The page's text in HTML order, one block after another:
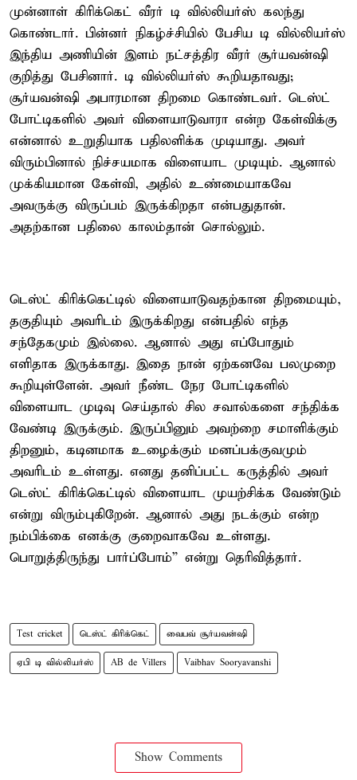
முன்னாள் கிரிக்கெட் வீரர் டி வில்லியர்ஸ் கலந்து
கொண்டார். பின்னர் நிகழ்ச்சியில் பேசிய டி வில்லியர்ஸ்
இந்திய அணியின் இளம் நட்சத்திர வீரர் சூர்யவன்ஷி
குறித்து பேசினார். டி வில்லியர்ஸ் கூறியதாவது;
சூர்யவன்ஷி அபாரமான திறமை கொண்டவர். டெஸ்ட்
போட்டிகளில் அவர் விளையாடுவாரா என்ற கேள்விக்கு
என்னால் உறுதியாக பதிலளிக்க முடியாது. அவர்
விரும்பினால் நிச்சயமாக விளையாட முடியும். ஆனால்
முக்கியமான கேள்வி, அதில் உண்மையாகவே
அவருக்கு விருப்பம் இருக்கிறதா என்பதுதான்.
அதற்கான பதிலை காலம்தான் சொல்லும்.
டெஸ்ட் கிரிக்கெட்டில் விளையாடுவதற்கான திறமையும்,
தகுதியும் அவரிடம் இருக்கிறது என்பதில் எந்த
சந்தேகமும் இல்லை. ஆனால் அது எப்போதும்
எளிதாக இருக்காது. இதை நான் ஏற்கனவே பலமுறை
கூறியுள்ளேன். அவர் நீண்ட நேர போட்டிகளில்
விளையாட முடிவு செய்தால் சில சவால்களை சந்திக்க
வேண்டி இருக்கும். இருப்பினும் அவற்றை சமாளிக்கும்
திறனும், கடினமாக உழைக்கும் மனப்பக்குவமும்
அவரிடம் உள்ளது. எனது தனிப்பட்ட கருத்தில் அவர்
டெஸ்ட் கிரிக்கெட்டில் விளையாட முயற்சிக்க வேண்டும்
என்று விரும்புகிறேன். ஆனால் அது நடக்கும் என்ற
நம்பிக்கை எனக்கு குறைவாகவே உள்ளது.
பொறுத்திருந்து பார்ப்போம்” என்று தெரிவித்தார்.
Test cricket டெஸ்ட் கிரிக்கெட் வைபவ் சூர்யவன்ஷி
ஏபி டி வில்லியர்ஸ் AB de Villers Vaibhav Sooryavanshi
Show Comments